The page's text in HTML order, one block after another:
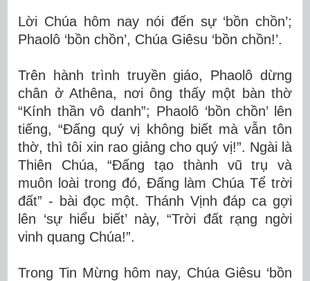
Lời Chúa hôm nay nói đến sự ‘bồn chồn’;
Phaolô ‘bồn chồn’, Chúa Giêsu ‘bồn chồn!’.
Trên hành trình truyền giáo, Phaolô dừng
chân ở Athêna, nơi ông thấy một bàn thờ
“Kính thần vô danh”; Phaolô ‘bồn chồn’ lên
tiếng, “Đấng quý vị không biết mà vẫn tôn
thờ, thì tôi xin rao giảng cho quý vị!”. Ngài là
Thiên Chúa, “Đấng tạo thành vũ trụ và
muôn loài trong đó, Đấng làm Chúa Tể trời
đất” - bài đọc một. Thánh Vịnh đáp ca gợi
lên ‘sự hiểu biết’ này, “Trời đất rạng ngời
vinh quang Chúa!”.
Trong Tin Mừng hôm nay, Chúa Giêsu ‘bồn